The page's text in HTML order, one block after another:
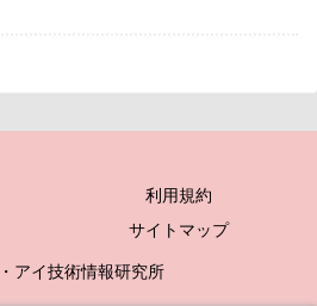
利用規約
サイトマップ
アイ技術情報研究所